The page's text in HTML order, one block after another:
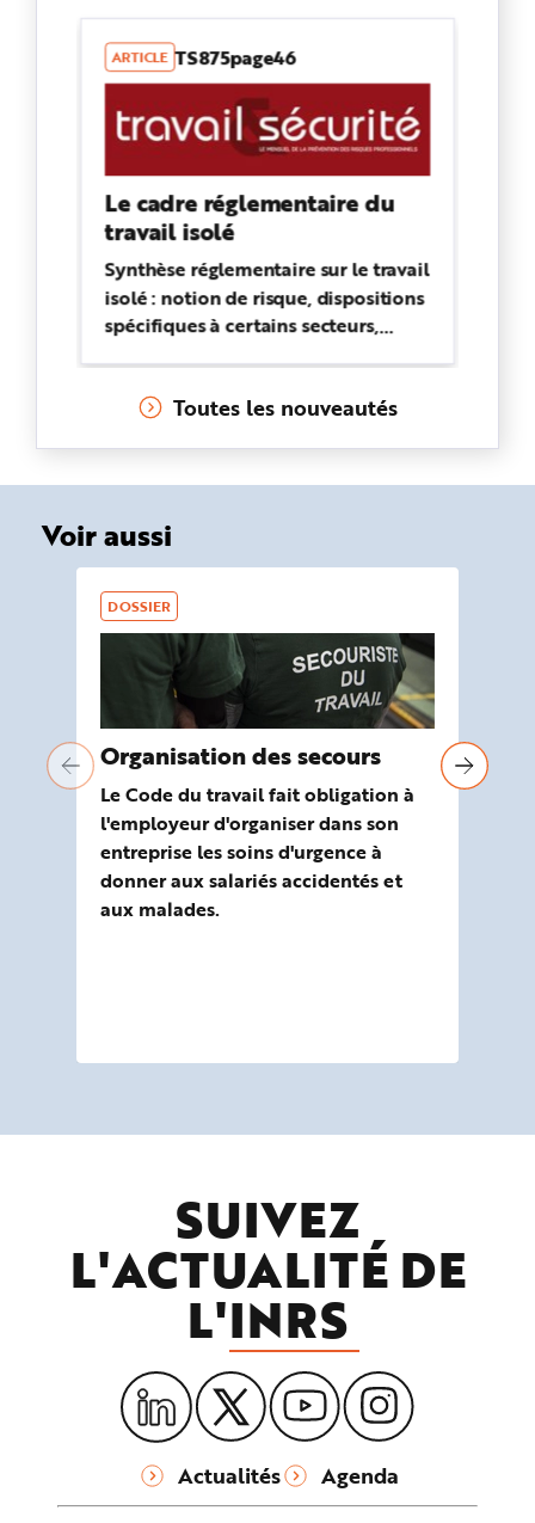
ARTICLE TS875page46
Le cadre réglementaire du
travail isolé
Synthèse réglementaire sur le travail
isolé : notion de risque, dispositions
spécifiques à certains secteurs,
Toutes les nouveautés
Voir aussi
DOSSIER
Organisation des secours
Le Code du travail fait obligation à
l'employeur d'organiser dans son
entreprise les soins d'urgence à
donner aux salariés accidentés et
aux malades.
SUIVEZ
L'ACTUALITÉ DE
L'INRS
Actualités Agenda